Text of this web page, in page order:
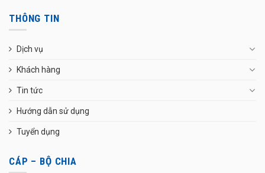
THÔNG TIN
Dịch vụ
Khách hàng
Tin tức
Hướng dẫn sử dụng
Tuyển dụng
CÁP – BỘ CHIA